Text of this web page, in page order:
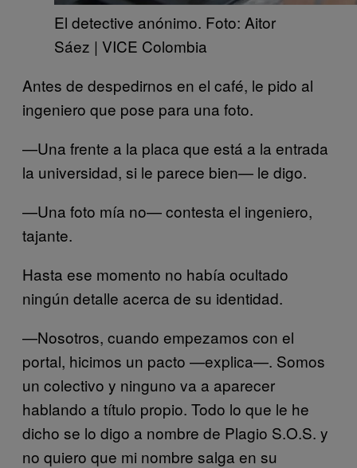
El detective anónimo. Foto: Aitor
Sáez | VICE Colombia
Antes de despedirnos en el café, le pido al
ingeniero que pose para una foto.
—Una frente a la placa que está a la entrada
la universidad, si le parece bien— le digo.
—Una foto mía no— contesta el ingeniero,
tajante.
Hasta ese momento no había ocultado
ningún detalle acerca de su identidad.
—Nosotros, cuando empezamos con el
portal, hicimos un pacto —explica—. Somos
un colectivo y ninguno va a aparecer
hablando a título propio. Todo lo que le he
dicho se lo digo a nombre de Plagio S.O.S. y
no quiero que mi nombre salga en su